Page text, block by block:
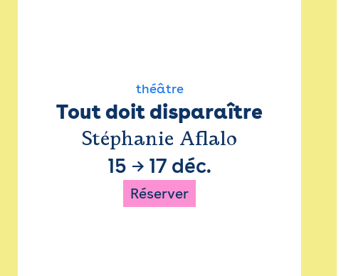
théâtre
Tout doit disparaître
Stéphanie Aflalo
15 → 17 déc.
Réserver